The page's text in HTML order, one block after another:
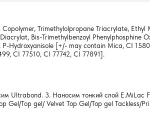
Trimethylolpropane Triacrylate,
Bis-Trimethylbenzoyl
Hydroxyanisole [+/- may contain Mica, CI
CI 77510, CI 77742, CI 77891].
Ultrabond. 3. Наносим тонкий слой
Top gel/ Velvet Top Gel/Top gel Tackless/